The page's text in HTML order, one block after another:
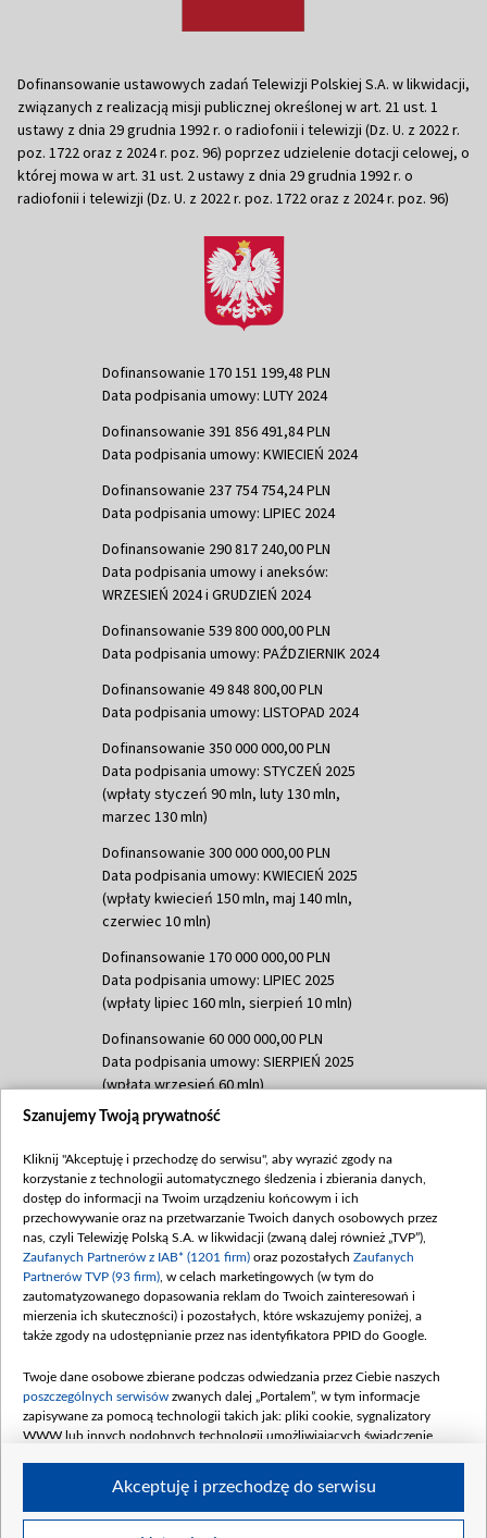
Dofinansowanie ustawowych zadań Telewizji Polskiej S.A. w likwidacji,
związanych z realizacją misji publicznej określonej w art. 21 ust. 1
ustawy z dnia 29 grudnia 1992 r. o radiofonii i telewizji (Dz. U. z 2022 r.
poz. 1722 oraz z 2024 r. poz. 96) poprzez udzielenie dotacji celowej, o
której mowa w art. 31 ust. 2 ustawy z dnia 29 grudnia 1992 r. o
radiofonii i telewizji (Dz. U. z 2022 r. poz. 1722 oraz z 2024 r. poz. 96)
Dofinansowanie 170 151 199,48 PLN
Data podpisania umowy: LUTY 2024
Dofinansowanie 391 856 491,84 PLN
Data podpisania umowy: KWIECIEŃ 2024
Dofinansowanie 237 754 754,24 PLN
Data podpisania umowy: LIPIEC 2024
Dofinansowanie 290 817 240,00 PLN
Data podpisania umowy i aneksów:
WRZESIEŃ 2024 i GRUDZIEŃ 2024
Dofinansowanie 539 800 000,00 PLN
Data podpisania umowy: PAŹDZIERNIK 2024
Dofinansowanie 49 848 800,00 PLN
Data podpisania umowy: LISTOPAD 2024
Dofinansowanie 350 000 000,00 PLN
Data podpisania umowy: STYCZEŃ 2025
(wpłaty styczeń 90 mln, luty 130 mln,
marzec 130 mln)
Dofinansowanie 300 000 000,00 PLN
Data podpisania umowy: KWIECIEŃ 2025
(wpłaty kwiecień 150 mln, maj 140 mln,
czerwiec 10 mln)
Dofinansowanie 170 000 000,00 PLN
Data podpisania umowy: LIPIEC 2025
(wpłaty lipiec 160 mln, sierpień 10 mln)
Dofinansowanie 60 000 000,00 PLN
Data podpisania umowy: SIERPIEŃ 2025
(wpłata wrzesień 60 mln)
Dofinansowanie 635 783 051,21 PLN
(wpłata wrzesień 100 mln, październik 350
mln, listopad 265 mln)
Dofinansowanie 48 862 000,00 PLN
Data podpisania umowy: GRUDZIEŃ 2025
(wpłata grudzień 60,548 mln)
Dofinansowanie 900 000 000,00 PLN
Data podpisania umowy: LUTY 2026 (wpłata
kwiecień 180 mln, 7 maja 180 mln, 8
czerwca 90 mln)
Dofinansowanie 250 000 000,00 PLN
4 sierpnia 250 mln
Szanujemy Twoją prywatność
Kliknij "Akceptuję i przechodzę do serwisu", aby wyrazić zgody na
korzystanie z technologii automatycznego śledzenia i zbierania danych,
dostęp do informacji na Twoim urządzeniu końcowym i ich
przechowywanie oraz na przetwarzanie Twoich danych osobowych przez
nas, czyli Telewizję Polską S.A. w likwidacji (zwaną dalej również „TVP”),
Zaufanych Partnerów z IAB* (1201 firm) oraz pozostałych Zaufanych
Partnerów TVP (93 firm) , w celach marketingowych (w tym do
zautomatyzowanego dopasowania reklam do Twoich zainteresowań i
mierzenia ich skuteczności) i pozostałych, które wskazujemy poniżej, a
także zgody na udostępnianie przez nas identyfikatora PPID do Google.
Twoje dane osobowe zbierane podczas odwiedzania przez Ciebie naszych
poszczególnych serwisów zwanych dalej „Portalem”, w tym informacje
zapisywane za pomocą technologii takich jak: pliki cookie, sygnalizatory
WWW lub innych podobnych technologii umożliwiających świadczenie
Akceptuję i przechodzę do serwisu